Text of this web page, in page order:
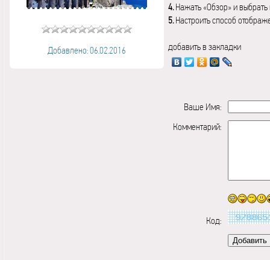
Добавлено: 06.02.2016
4.Нажать «Обзор» и выбрать
5.Настроить способ
добавить в закладки
Ваше Имя:
Комментарий:
Код: